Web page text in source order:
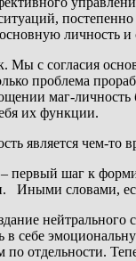
личность
Мы с согласия
проблема
маг-личность
их функции.
является чем-то
первый шаг к
Иными словами,
в себе
по отдельности.